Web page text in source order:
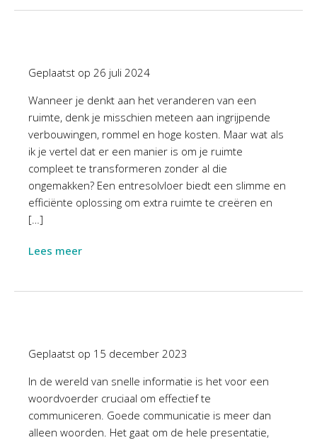
Geplaatst op 26 juli 2024
Wanneer je denkt aan het veranderen van een
ruimte, denk je misschien meteen aan ingrijpende
verbouwingen, rommel en hoge kosten. Maar wat als
ik je vertel dat er een manier is om je ruimte
compleet te transformeren zonder al die
ongemakken? Een entresolvloer biedt een slimme en
efficiënte oplossing om extra ruimte te creëren en
[…]
Lees meer
Geplaatst op 15 december 2023
In de wereld van snelle informatie is het voor een
woordvoerder cruciaal om effectief te
communiceren. Goede communicatie is meer dan
alleen woorden. Het gaat om de hele presentatie,